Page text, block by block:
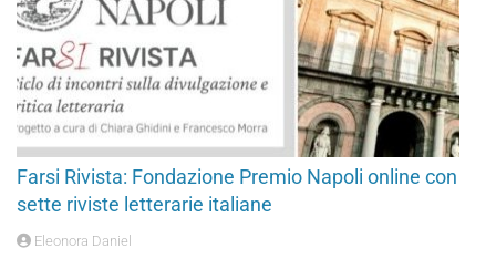
Farsi Rivista: Fondazione Premio Napoli online con
sette riviste letterarie italiane
Eleonora Daniel